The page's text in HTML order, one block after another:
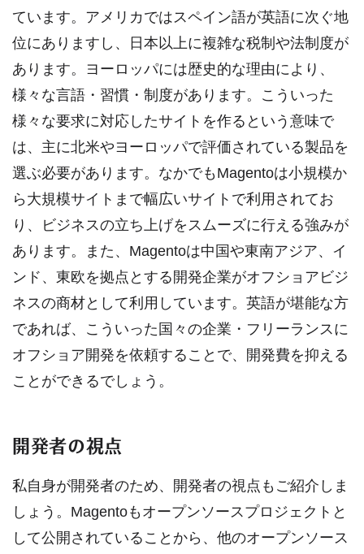
ています。アメリカではスペイン語が英語に次ぐ地
位にありますし、日本以上に複雑な税制や法制度が
あります。ヨーロッパには歴史的な理由により、
様々な言語・習慣・制度があります。こういった
様々な要求に対応したサイトを作るという意味で
は、主に北米やヨーロッパで評価されている製品を
選ぶ必要があります。なかでもMagentoは小規模か
ら大規模サイトまで幅広いサイトで利用されてお
り、ビジネスの立ち上げをスムーズに行える強みが
あります。また、Magentoは中国や東南アジア、イ
ンド、東欧を拠点とする開発企業がオフショアビジ
ネスの商材として利用しています。英語が堪能な方
であれば、こういった国々の企業・フリーランスに
オフショア開発を依頼することで、開発費を抑える
ことができるでしょう。
開発者の視点
私自身が開発者のため、開発者の視点もご紹介しま
しょう。Magentoもオープンソースプロジェクトと
して公開されていることから、他のオープンソース